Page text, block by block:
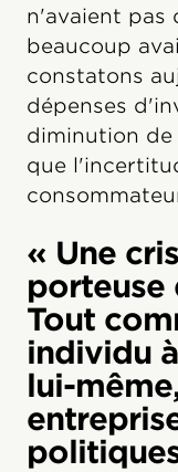
n'avaient pas
beaucoup
constatons
dépenses
diminution de
que
« Une
porteuse
Tout
individu
lui-